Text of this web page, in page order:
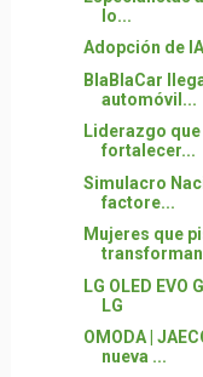
lo...
Adopción de
BlaBlaCar
automóvil...
Liderazgo
fortalecer...
Simulacro
factore...
Mujeres que
LG OLED
LG
OMODA |
nueva ...